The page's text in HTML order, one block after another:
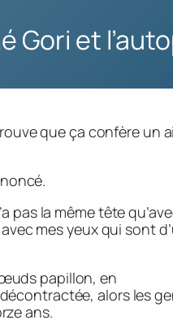
Gori et
que ça confère un
pas la même tête
mes yeux qui sont
papillon, en
alors les
ans.